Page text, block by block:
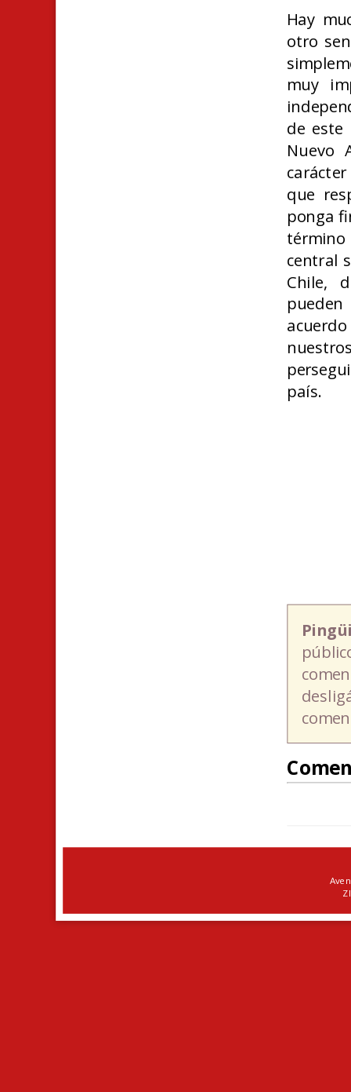
Hay
otro
muy
de este
Nuevo
que
ponga
término
central
Chile,
país.